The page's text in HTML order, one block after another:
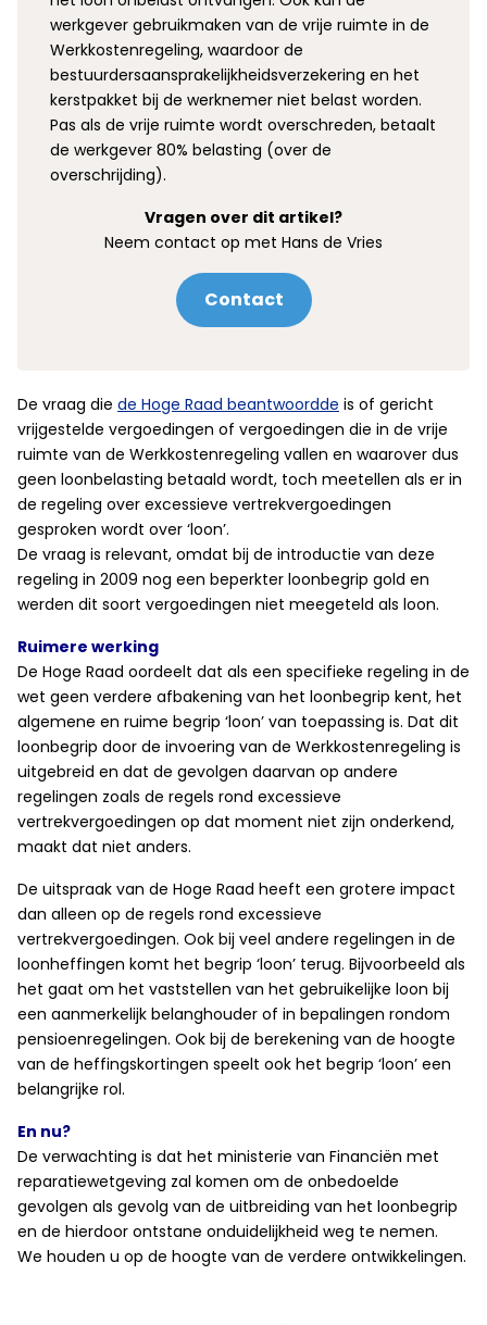
werkgever gebruikmaken van de vrije ruimte in de
Werkkostenregeling, waardoor de
bestuurdersaansprakelijkheidsverzekering en het
kerstpakket bij de werknemer niet belast worden.
Pas als de vrije ruimte wordt overschreden, betaalt
de werkgever 80% belasting (over de
overschrijding).
Vragen over dit artikel?
Neem contact op met Hans de Vries
Contact
De vraag die de Hoge Raad beantwoordde is of gericht
vrijgestelde vergoedingen of vergoedingen die in de vrije
ruimte van de Werkkostenregeling vallen en waarover dus
geen loonbelasting betaald wordt, toch meetellen als er in
de regeling over excessieve vertrekvergoedingen
gesproken wordt over ‘loon’.
De vraag is relevant, omdat bij de introductie van deze
regeling in 2009 nog een beperkter loonbegrip gold en
werden dit soort vergoedingen niet meegeteld als loon.
Ruimere werking
De Hoge Raad oordeelt dat als een specifieke regeling in de
wet geen verdere afbakening van het loonbegrip kent, het
algemene en ruime begrip ‘loon’ van toepassing is. Dat dit
loonbegrip door de invoering van de Werkkostenregeling is
uitgebreid en dat de gevolgen daarvan op andere
regelingen zoals de regels rond excessieve
vertrekvergoedingen op dat moment niet zijn onderkend,
maakt dat niet anders.
De uitspraak van de Hoge Raad heeft een grotere impact
dan alleen op de regels rond excessieve
vertrekvergoedingen. Ook bij veel andere regelingen in de
loonheffingen komt het begrip ‘loon’ terug. Bijvoorbeeld als
het gaat om het vaststellen van het gebruikelijke loon bij
een aanmerkelijk belanghouder of in bepalingen rondom
pensioenregelingen. Ook bij de berekening van de hoogte
van de heffingskortingen speelt ook het begrip ‘loon’ een
belangrijke rol.
En nu?
De verwachting is dat het ministerie van Financiën met
reparatiewetgeving zal komen om de onbedoelde
gevolgen als gevolg van de uitbreiding van het loonbegrip
en de hierdoor ontstane onduidelijkheid weg te nemen.
We houden u op de hoogte van de verdere ontwikkelingen.